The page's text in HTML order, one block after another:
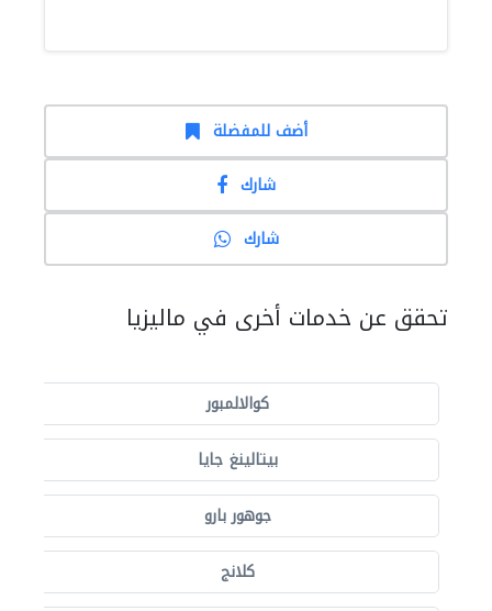
أضف للمفضلة
شارك
شارك
تحقق عن خدمات أخرى في ماليزيا
كوالالمبور
بيتالينغ جايا
جوهور بارو
كلانج